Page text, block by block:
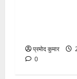
प्रमोद कुमार
0